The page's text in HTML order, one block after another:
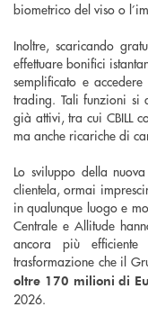
biometrico del viso o
Inoltre, scaricando
effettuare bonifici
semplificato e
trading. Tali funzioni si
già attivi, tra cui CBILL
ma anche ricariche di
Lo sviluppo della
clientela, ormai
in qualunque luogo e
Centrale e Allitude
ancora più
trasformazione che il
oltre 170 milioni di
2026.